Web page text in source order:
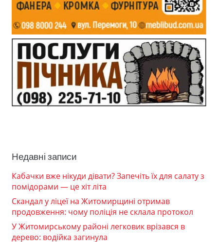
Недавні записи
Кабачки вже нікуди дівати? Запечіть їх для салату з
помідорами — це хіт літа
Скандал у ліцеї на Житомирщині отримав
продовження: чому поліція не склала протокол
У Житомирському районі легковик врізався в
дерево: водійка загинула